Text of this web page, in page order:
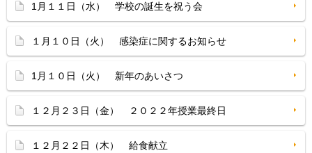
1月１１日（水） 学校の誕生を祝う会
１月１０日（火） 感染症に関するお知らせ
1月１０日（火） 新年のあいさつ
１２月２３日（金） ２０２２年授業最終日
１２月２２日（木） 給食献立